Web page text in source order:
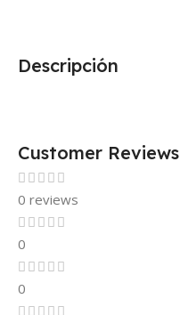
Descripción
Customer Reviews
0 reviews
0
0